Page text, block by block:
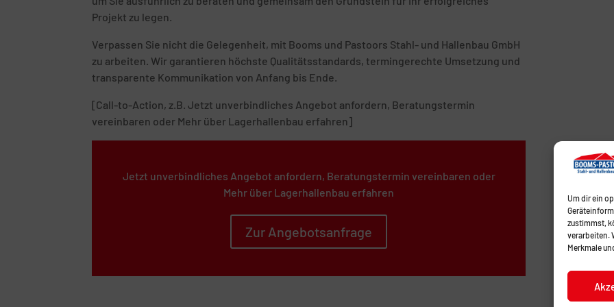
Um dir ein
zustimmst,
verarbeiten.
Merkmale
Projekt zu legen.
Verpassen Sie nicht die Gelegenheit, mit Booms und Pastoors Stahl- und Hallenbau GmbH
zu arbeiten. Wir garantieren höchste Qualitätsstandards, termingerechte Umsetzung und
transparente Kommunikation von Anfang bis Ende.
[Call-to-Action, z.B. Jetzt unverbindliches Angebot anfordern, Beratungstermin
vereinbaren oder Mehr über Lagerhallenbau erfahren]
Jetzt unverbindliches Angebot anfordern, Beratungstermin vereinbaren oder
Mehr über Lagerhallenbau erfahren
Zur Angebotsanfrage